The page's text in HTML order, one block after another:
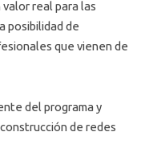
real para las
posibilidad de
que vienen de
del programa y
de redes